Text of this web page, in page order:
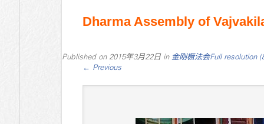
Dharma Assembly of
Published on 2015年3月22日in 金刚橛法会Full resolution
← Previous